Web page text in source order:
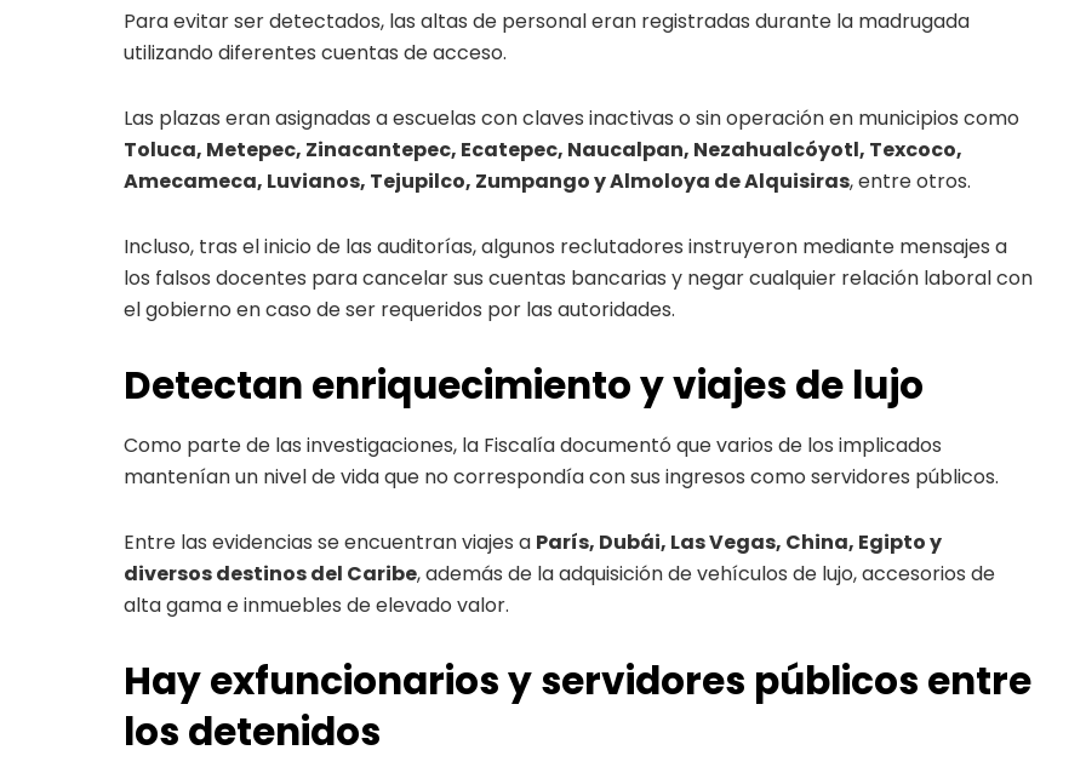
Para evitar ser detectados, las altas de personal eran registradas durante la madrugada
utilizando diferentes cuentas de acceso.
Las plazas eran asignadas a escuelas con claves inactivas o sin operación en municipios como
Toluca, Metepec, Zinacantepec, Ecatepec, Naucalpan, Nezahualcóyotl, Texcoco,
Amecameca, Luvianos, Tejupilco, Zumpango y Almoloya de Alquisiras, entre otros.
Incluso, tras el inicio de las auditorías, algunos reclutadores instruyeron mediante mensajes a
los falsos docentes para cancelar sus cuentas bancarias y negar cualquier relación laboral con
el gobierno en caso de ser requeridos por las autoridades.
Detectan enriquecimiento y viajes de lujo
Como parte de las investigaciones, la Fiscalía documentó que varios de los implicados
mantenían un nivel de vida que no correspondía con sus ingresos como servidores públicos.
Entre las evidencias se encuentran viajes a París, Dubái, Las Vegas, China, Egipto y
diversos destinos del Caribe, además de la adquisición de vehículos de lujo, accesorios de
alta gama e inmuebles de elevado valor.
Hay exfuncionarios y servidores públicos entre
los detenidos